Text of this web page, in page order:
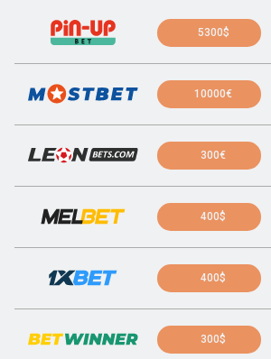
5300$
10000€
300€
400$
400$
300$